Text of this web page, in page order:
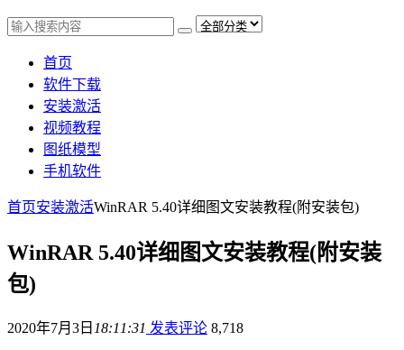
首页
软件下载
安装激活
视频教程
图纸模型
手机软件
首页安装激活WinRAR 5.40详细图文安装教程(附安装包)
WinRAR 5.40详细图文安装教程(附安装
包)
2020年7月3日 18:11:31 发表评论 8,718